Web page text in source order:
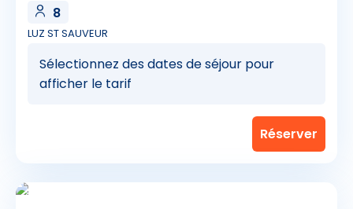
8
LUZ ST SAUVEUR
Sélectionnez des dates de séjour pour
afficher le tarif